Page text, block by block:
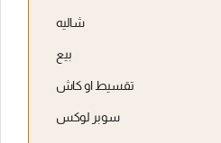
شاليه
بيع
تقسيط او كاش
سوبر لوكس